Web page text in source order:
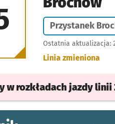
Przystanek
Ostatnia aktualizacja:
Linia zmieniona
w rozkładach jazdylinii